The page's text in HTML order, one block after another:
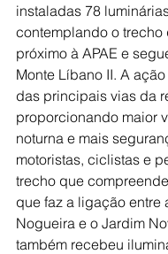
instaladas 78
contemplando o trecho
próximo à APAE e
Monte Líbano II. A
das principais vias da
proporcionando maior
noturna e mais
motoristas, ciclistas e
trecho que
que faz a ligação entre
Nogueira e o Jardim
também recebeu